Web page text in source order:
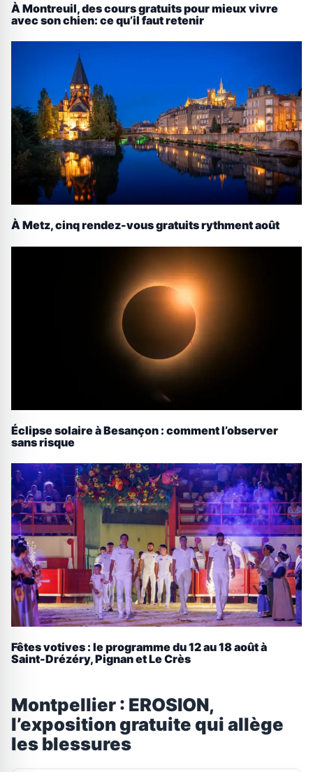
À Montreuil, des cours gratuits pour mieux vivre
avec son chien: ce qu’il faut retenir
À Metz, cinq rendez-vous gratuits rythment août
Éclipse solaire à Besançon : comment l’observer
sans risque
Fêtes votives : le programme du 12 au 18 août à
Saint-Drézéry, Pignan et Le Crès
Montpellier : EROSION,
l’exposition gratuite qui allège
les blessures